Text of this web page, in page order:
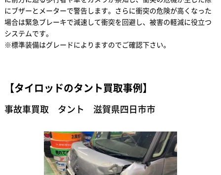
にブザーとメーターで警告します。さらに衝突の危険が高くなった
場合は緊急ブレーキで減速して衝突を回避し、被害の軽減に役立つ
システムです。
※標準装備はグレードによりますのでご確認下さい。
【タイロッドのタント買取事例】
事故車買取 タント 滋賀県四日市市